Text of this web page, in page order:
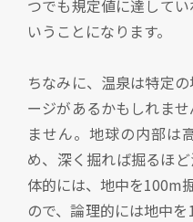
つでも規定値に達して
いうことになります。
ちなみに、温泉は特定
ージがあるかもしれま
ません。地球の内部は
め、深く掘れば掘るほ
体的には、地中を100m
ので、論理的には地中